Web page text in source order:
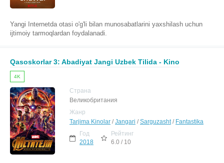
Yangi Internetda otasi o'g'li bilan munosabatlarini yaxshilash uchun
ijtimoiy tarmoqlardan foydalanadi.
Qasoskorlar 3: Abadiyat Jangi Uzbek Tilida - Kino
4K
Страна
Великобритания
Жанр
Tarjima Kinolar /Jangari /Sarguzasht/ Fantastika
Год
2018
Рейтинг
6.0 / 10